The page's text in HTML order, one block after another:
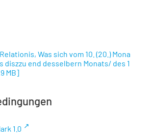
Was sich vom 10. (20.) Mona
diszzu end desselbern Monats/ des 1
MB]
1.0